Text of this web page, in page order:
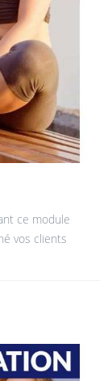
ce module
vos clients